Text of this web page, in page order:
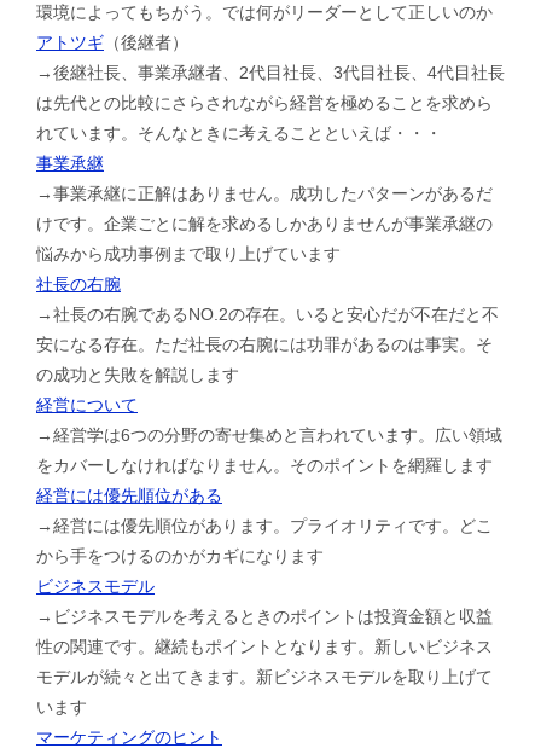
環境によってもちがう。では何がリーダーとして正しいのか
アトツギ （後継者）
→後継社長、事業承継者、2代目社長、3代目社長、4代目社長
は先代との比較にさらされながら経営を極めることを求めら
れています。そんなときに考えることといえば・・・
事業承継
→事業承継に正解はありません。成功したパターンがあるだ
けです。企業ごとに解を求めるしかありませんが事業承継の
悩みから成功事例まで取り上げています
社長の右腕
→社長の右腕であるNO.2の存在。いると安心だが不在だと不
安になる存在。ただ社長の右腕には功罪があるのは事実。そ
の成功と失敗を解説します
経営について
→経営学は6つの分野の寄せ集めと言われています。広い領域
をカバーしなければなりません。そのポイントを網羅します
経営には優先順位がある
→経営には優先順位があります。プライオリティです。どこ
から手をつけるのかがカギになります
ビジネスモデル
→ビジネスモデルを考えるときのポイントは投資金額と収益
性の関連です。継続もポイントとなります。新しいビジネス
モデルが続々と出てきます。新ビジネスモデルを取り上げて
います
マーケティングのヒント